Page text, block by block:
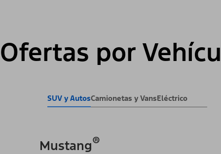
Ofertas por
SUV y AutosCamionetas y VansEléctrico
Mustang®